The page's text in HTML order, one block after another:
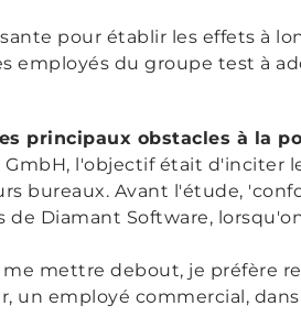
pour établir les effets à
employés du groupe test à
principaux obstacles à la
l'objectif était d'inciter
bureaux. Avant l'étude,
de Diamant Software,
mettre debout, je préfère
un employé commercial,